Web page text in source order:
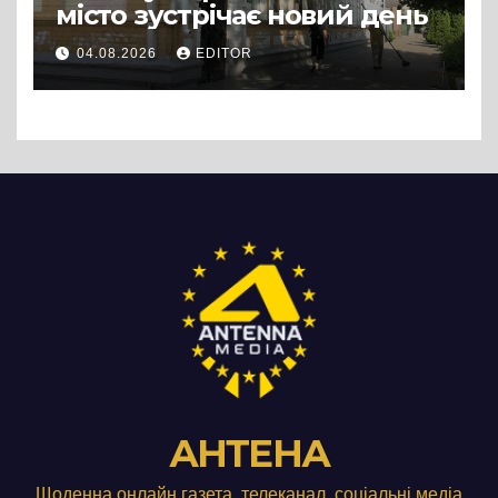
місто зустрічає новий день
04.08.2026 EDITOR
АНТЕНА